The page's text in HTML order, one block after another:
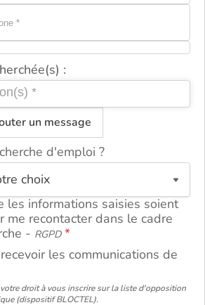
:
un message
d'emploi ?
les informations saisies soient
me recontacter dans le cadre
- RGPD
les communications de
droit à vous inscrire sur la liste d'opposition
(dispositif BLOCTEL).
ou